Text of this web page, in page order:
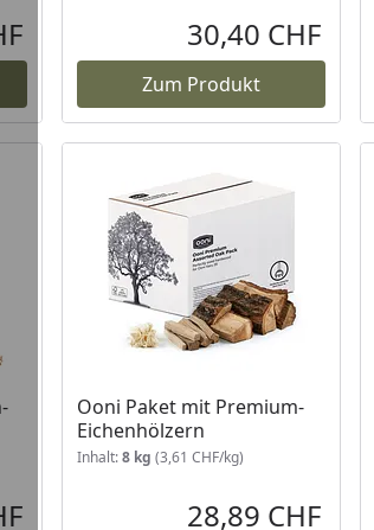
30,40 CHF
Zum Produkt
Ooni Paket mit Premium-
Eichenhölzern
Inhalt:8 kg (3,61 CHF/kg)
28,89 CHF